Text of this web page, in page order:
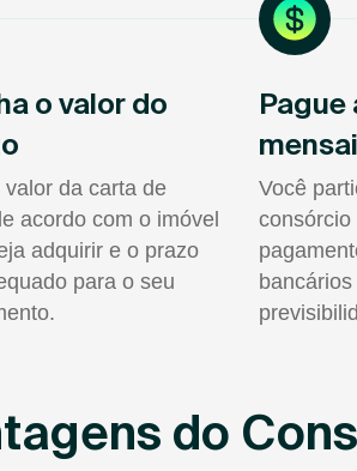
o valor do
valor da carta de
acordo com o imóvel
adquirir e o prazo
para o seu
Pague
Você
consórcio
do